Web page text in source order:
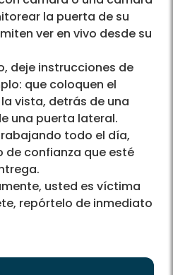
la puerta de su
ver en vivo desde su
deje instrucciones de
que coloquen el
vista, detrás de una
una puerta lateral.
todo el día,
de confianza que esté
usted es víctima
repórtelo de inmediato